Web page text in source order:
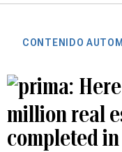
CONTENIDO
million real
completed